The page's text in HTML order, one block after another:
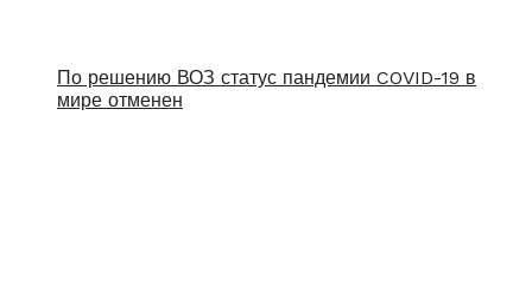
По решению ВОЗ статус пандемии COVID-19 в
мире отменен